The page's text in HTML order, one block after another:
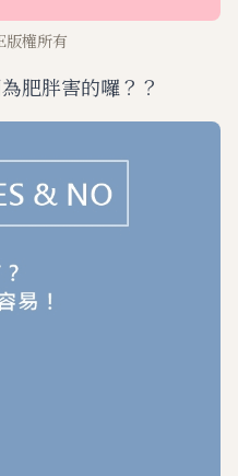
權所有
肥胖害的囉？？